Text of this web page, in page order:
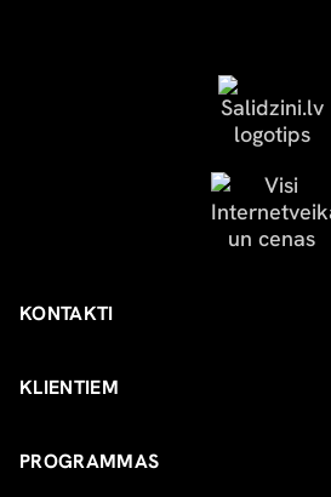
KONTAKTI
KLIENTIEM
PROGRAMMAS